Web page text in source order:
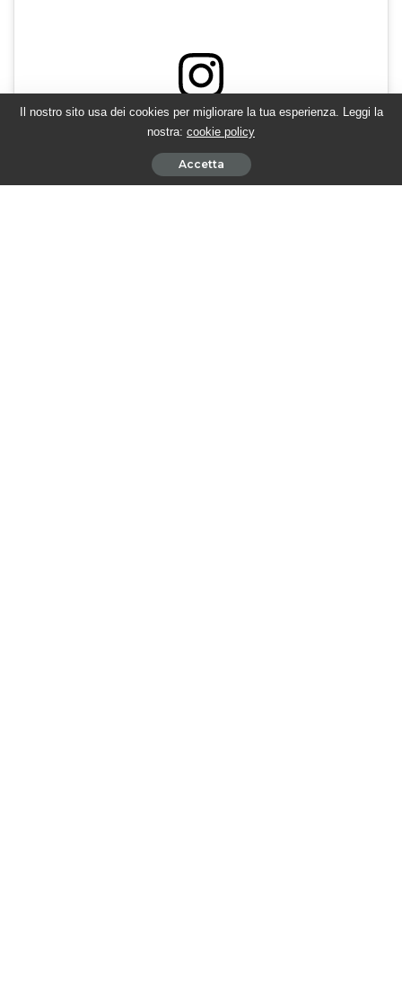
Visualizza questo post su Instagram
Il nostro sito usa dei cookies per migliorare la tua esperienza. Leggi la
nostra: cookie policy
Accetta